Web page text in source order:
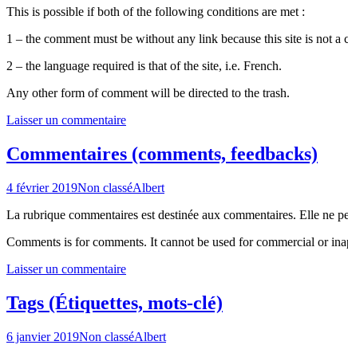
This is possible if both of the following conditions are met :
1 – the comment must be without any link because this site is not a
2 – the language required is that of the site, i.e. French.
Any other form of comment will be directed to the trash.
Laisser un commentaire
Commentaires (comments, feedbacks)
4 février 2019Non classéAlbert
La rubrique commentaires est destinée aux commentaires. Elle ne
Comments is for comments. It cannot be used for commercial or
Laisser un commentaire
Tags (Étiquettes, mots-clé)
6 janvier 2019Non classéAlbert